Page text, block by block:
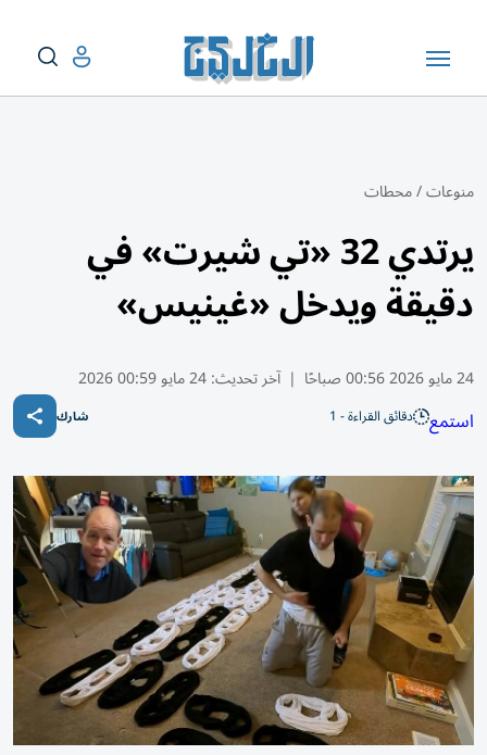
منوعات/محطات
يرتدي 32 «تي شيرت» في
دقيقة ويدخل «غينيس»
24 مايو 2026 00:56 صباحًا | آخر تحديث:24 مايو 00:59 2026
استمع دقائق القراءة - 1 شارك